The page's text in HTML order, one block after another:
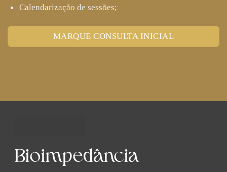
Calendarização de sessões;
MARQUE CONSULTA INICIAL
Bioimpedância